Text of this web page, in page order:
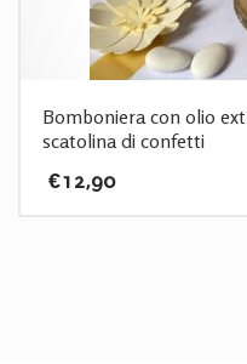
Bomboniera con olio
scatolina di confetti
€12,90